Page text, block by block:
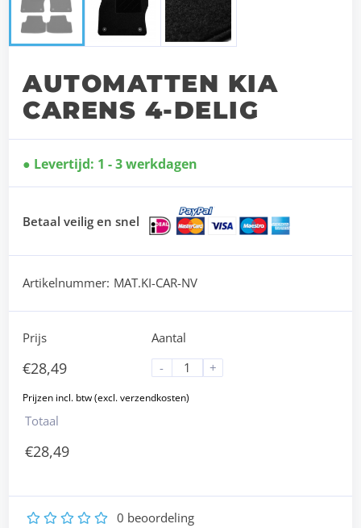
AUTOMATTEN KIA
CARENS 4-DELIG
Levertijd: 1 - 3 werkdagen
Betaal veilig en snel
Artikelnummer: MAT.KI-CAR-NV
Prijs
€28,49
Aantal
-
+
Totaal
€28,49
5
4
3
2 0 beoordeling